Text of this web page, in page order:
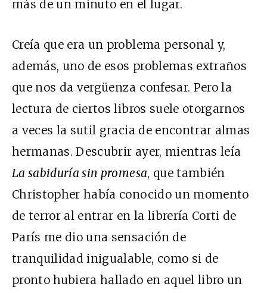
más de un minuto en el lugar.
Creía que era un problema personal y,
además, uno de esos problemas extraños
que nos da vergüenza confesar. Pero la
lectura de ciertos libros suele otorgarnos
a veces la sutil gracia de encontrar almas
hermanas. Descubrir ayer, mientras leía
La sabiduría sin promesa, que también
Christopher había conocido un momento
de terror al entrar en la librería Corti de
París me dio una sensación de
tranquilidad inigualable, como si de
pronto hubiera hallado en aquel libro un